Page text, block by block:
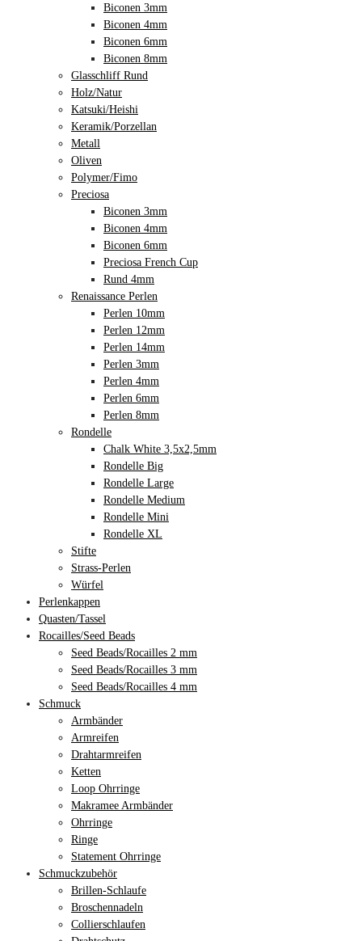
Biconen 3mm
Biconen 4mm
Biconen 6mm
Biconen 8mm
Glasschliff Rund
Holz/Natur
Katsuki/Heishi
Keramik/Porzellan
Metall
Oliven
Polymer/Fimo
Preciosa
Biconen 3mm
Biconen 4mm
Biconen 6mm
Preciosa French Cup
Rund 4mm
Renaissance Perlen
Perlen 10mm
Perlen 12mm
Perlen 14mm
Perlen 3mm
Perlen 4mm
Perlen 6mm
Perlen 8mm
Rondelle
Chalk White 3,5x2,5mm
Rondelle Big
Rondelle Large
Rondelle Medium
Rondelle Mini
Rondelle XL
Stifte
Strass-Perlen
Würfel
Perlenkappen
Quasten/Tassel
Rocailles/Seed Beads
Seed Beads/Rocailles 2 mm
Seed Beads/Rocailles 3 mm
Seed Beads/Rocailles 4 mm
Schmuck
Armbänder
Armreifen
Drahtarmreifen
Ketten
Loop Ohrringe
Makramee Armbänder
Ohrringe
Ringe
Statement Ohrringe
Schmuckzubehör
Brillen-Schlaufe
Broschennadeln
Collierschlaufen